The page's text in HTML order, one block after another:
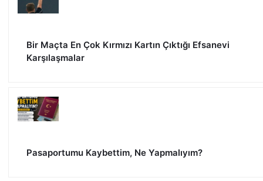
Bir Maçta En Çok Kırmızı Kartın Çıktığı Efsanevi
Karşılaşmalar
Pasaportumu Kaybettim, Ne Yapmalıyım?